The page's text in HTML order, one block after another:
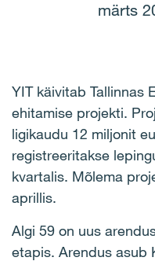
märts
YIT käivitab Tallinnas
ehitamise projekti.
ligikaudu 12 miljonit
registreeritakse
kvartalis. Mõlema
aprillis.
Algi 59 on uus
etapis. Arendus asub